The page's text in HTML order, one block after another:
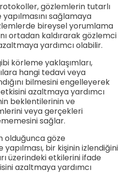
gözlemlerin tutarlı
sağlamaya
bireysel yorumlama
ortadan kaldırarak gözlemci
yardımcı olabilir.
körleme yaklaşımları,
hangi tedavi veya
bilmesini engelleyerek
etkisini azaltmaya yardımcı
beklentilerinin ve
veya gerçekleri
sağlar.
olduğunca göze
bir kişinin izlendiğini
üzerindeki etkilerini ifade
azaltmaya yardımcı